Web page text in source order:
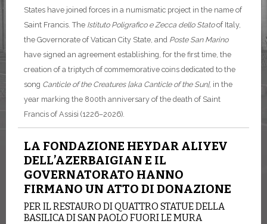
States have joined forces in a numismatic project in the name of
Saint Francis. The Istituto Poligrafico e Zecca dello Statoof Italy,
the Governorate of Vatican City State, and Poste San Marino
have signed an agreement establishing, for the first time, the
creation of a triptych of commemorative coins dedicated to the
song Canticle of the Creatures [aka Canticle of the Sun], in the
year marking the 800th anniversary of the death of Saint
Francis of Assisi (1226–2026).
LA FONDAZIONE HEYDAR ALIYEV
DELL’AZERBAIGIAN E IL
GOVERNATORATO HANNO
FIRMANO UN ATTO DI DONAZIONE
PER IL RESTAURO DI QUATTRO STATUE DELLA
BASILICA DI SAN PAOLO FUORI LE MURA